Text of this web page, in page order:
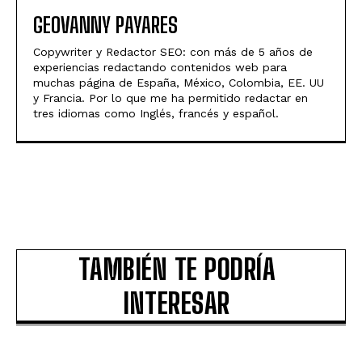
GEOVANNY PAYARES
Copywriter y Redactor SEO: con más de 5 años de
experiencias redactando contenidos web para
muchas página de España, México, Colombia, EE. UU
y Francia. Por lo que me ha permitido redactar en
tres idiomas como Inglés, francés y español.
TAMBIÉN TE PODRÍA
INTERESAR